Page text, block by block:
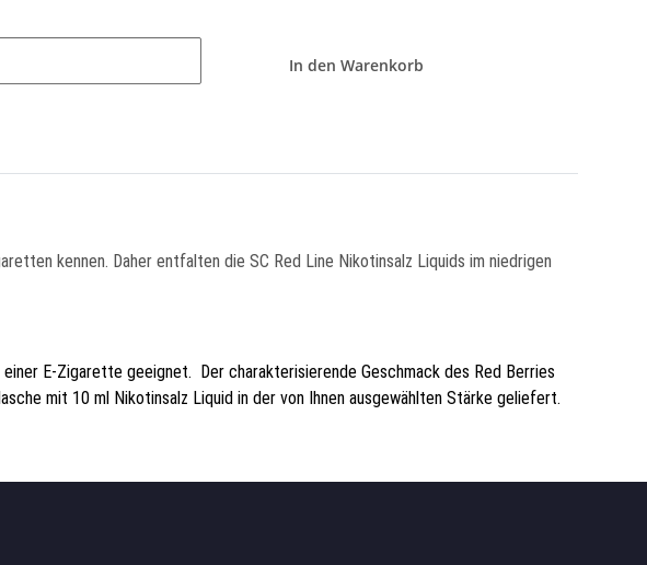
In den Warenkorb
kennen. Daher entfalten die SC Red Line Nikotinsalz Liquids im niedrigen
E-Zigarette geeignet. Der charakterisierende Geschmack des Red Berries
mit 10 ml Nikotinsalz Liquid in der von Ihnen ausgewählten Stärke geliefert.